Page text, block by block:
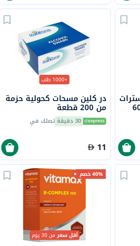
، 600 ملجم، 60
+1000 طلب
در كلين مسحات كحولية حزمة
من 200 قطعة
30 دقيقة تصلك في
11
40% خصم
أقل سعرمن 30 يوم